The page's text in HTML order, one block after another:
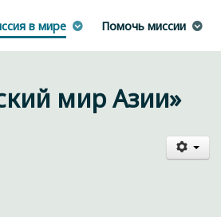
в мире Помочь миссии
мир Азии»